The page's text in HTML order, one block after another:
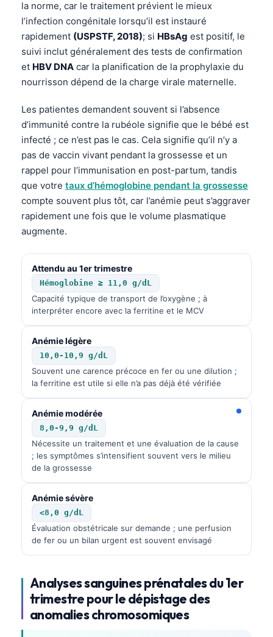
la norme, car le traitement prévient le mieux
l’infection congénitale lorsqu’il est instauré
rapidement (USPSTF, 2018); si HBsAg est positif, le
suivi inclut généralement des tests de confirmation
et HBV DNA car la planification de la prophylaxie du
nourrisson dépend de la charge virale maternelle.
Les patientes demandent souvent si l’absence
d’immunité contre la rubéole signifie que le bébé est
infecté ; ce n’est pas le cas. Cela signifie qu’il n’y a
pas de vaccin vivant pendant la grossesse et un
rappel pour l’immunisation en post-partum, tandis
que votre taux d’hémoglobine pendant la grossesse
compte souvent plus tôt, car l’anémie peut s’aggraver
rapidement une fois que le volume plasmatique
augmente.
Attendu au 1er trimestre
Hémoglobine ≥ 11,0 g/dL
Capacité typique de transport de l’oxygène ; à
interpréter encore avec la ferritine et le MCV
Anémie légère
10,0-10,9 g/dL
Souvent une carence précoce en fer ou une dilution ;
la ferritine est utile si elle n’a pas déjà été vérifiée
Anémie modérée
8,0-9,9 g/dL
Nécessite un traitement et une évaluation de la cause
; les symptômes s’intensifient souvent vers le milieu
de la grossesse
Anémie sévère
<8,0 g/dL
Évaluation obstétricale sur demande ; une perfusion
de fer ou un bilan urgent est souvent envisagé
Analyses sanguines prénatales du 1er
trimestre pour le dépistage des
anomalies chromosomiques